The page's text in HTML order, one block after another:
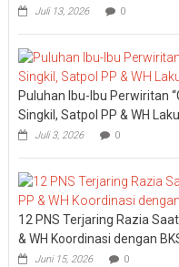
Juli 13, 2026 0
Puluhan Ibu-Ibu Perwiritan
Singkil, Satpol PP & WH
Juli 3, 2026 0
12 PNS Terjaring Razia
& WH Koordinasi dengan
Juni 15, 2026 0